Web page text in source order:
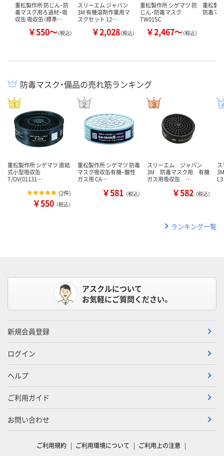
重松製作所 防じん・防
毒マスク用ろ過材・吸
収缶 吸収缶（標準…
￥550～（税込）
スリーエム ジャパン
3M 有機溶剤作業用マ
スクセット 12…
￥2,028（税込）
重松製作所 シゲマツ 防
じん・防毒マスク
TW01SC
￥2,467～（税込）
重松製
防毒マ
防毒マスク・備品の売れ筋ランキング
重松製作所 シゲマツ 直結
式小型吸収缶
T/OV(01131…
(2件)
￥550 （税込）
重松製作所 シゲマツ 防毒
マスク吸収缶有機・酸性
ガス用 CA…
￥581 （税込）
スリーエム ジャパン
3M 防毒マスク用 有機
ガス用吸収缶 …
￥582 （税込）
ランキング一覧
アスクルについて
お気軽にご質問ください。
新規会員登録
ログイン
ヘルプ
ご利用ガイド
お問い合わせ
ご利用規約 ご利用環境について
ご利用上の注意